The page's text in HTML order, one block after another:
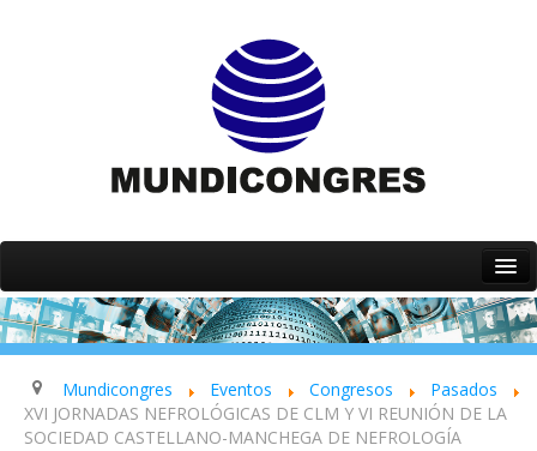
Inicio
Quiénes somos
Servicios
Eventos
Mundicongres Eventos Congresos
Pasados
XVI JORNADAS NEFROLÓGICAS DE CLM Y VI REUNIÓN DE LA
SOCIEDAD CASTELLANO-MANCHEGA DE NEFROLOGÍA